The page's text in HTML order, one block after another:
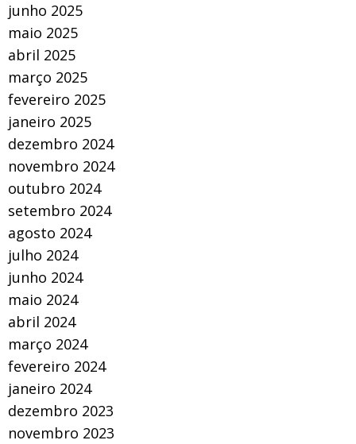
junho 2025
maio 2025
abril 2025
março 2025
fevereiro 2025
janeiro 2025
dezembro 2024
novembro 2024
outubro 2024
setembro 2024
agosto 2024
julho 2024
junho 2024
maio 2024
abril 2024
março 2024
fevereiro 2024
janeiro 2024
dezembro 2023
novembro 2023